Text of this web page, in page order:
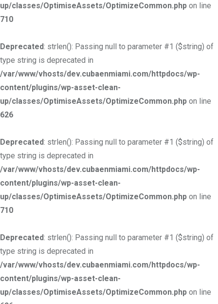
up/classes/OptimiseAssets/OptimizeCommon.php on line
710
Deprecated: strlen(): Passing null to parameter #1 ($string) of
type string is deprecated in
/var/www/vhosts/dev.cubaenmiami.com/httpdocs/wp-
content/plugins/wp-asset-clean-
up/classes/OptimiseAssets/OptimizeCommon.php on line
626
Deprecated: strlen(): Passing null to parameter #1 ($string) of
type string is deprecated in
/var/www/vhosts/dev.cubaenmiami.com/httpdocs/wp-
content/plugins/wp-asset-clean-
up/classes/OptimiseAssets/OptimizeCommon.php on line
710
Deprecated: strlen(): Passing null to parameter #1 ($string) of
type string is deprecated in
/var/www/vhosts/dev.cubaenmiami.com/httpdocs/wp-
content/plugins/wp-asset-clean-
up/classes/OptimiseAssets/OptimizeCommon.php on line